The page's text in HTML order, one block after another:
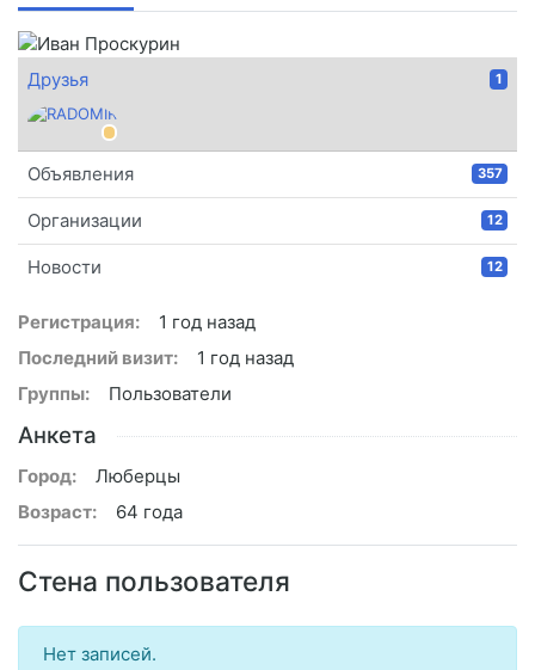
Друзья 1
Объявления 357
Организации 12
Новости 12
Регистрация:
1 год назад
Последний визит:
1 год назад
Группы:
Пользователи
Анкета
Город:
Люберцы
Возраст:
64 года
Стена пользователя
Нет записей.